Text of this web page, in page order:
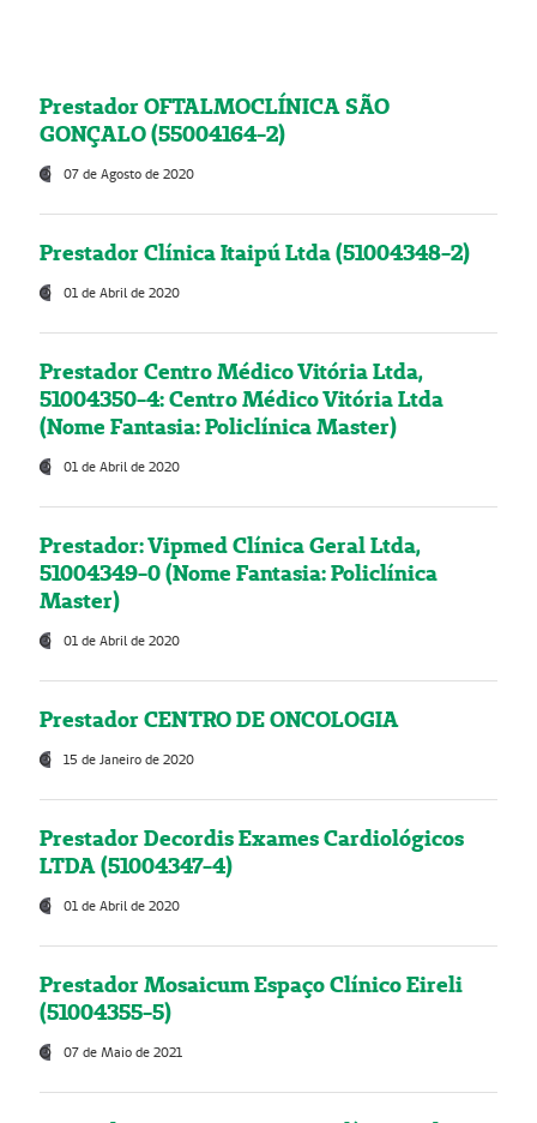
Prestador OFTALMOCLÍNICA SÃO
GONÇALO (55004164-2)
07 de Agosto de 2020
Prestador Clínica Itaipú Ltda (51004348-2)
01 de Abril de 2020
Prestador Centro Médico Vitória Ltda,
51004350-4: Centro Médico Vitória Ltda
(Nome Fantasia: Policlínica Master)
01 de Abril de 2020
Prestador: Vipmed Clínica Geral Ltda,
51004349-0 (Nome Fantasia: Policlínica
Master)
01 de Abril de 2020
Prestador CENTRO DE ONCOLOGIA
15 de Janeiro de 2020
Prestador Decordis Exames Cardiológicos
LTDA (51004347-4)
01 de Abril de 2020
Prestador Mosaicum Espaço Clínico Eireli
(51004355-5)
07 de Maio de 2021